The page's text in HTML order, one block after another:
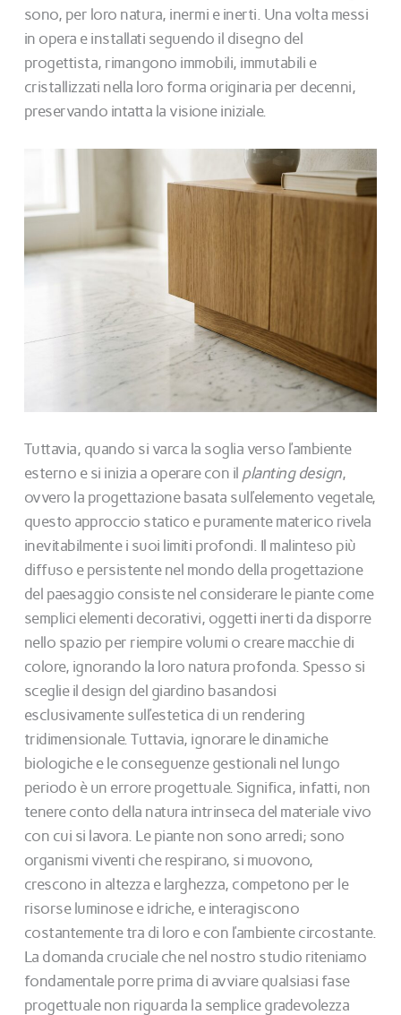
sono, per loro natura, inermi e inerti. Una volta messi
in opera e installati seguendo il disegno del
progettista, rimangono immobili, immutabili e
cristallizzati nella loro forma originaria per decenni,
preservando intatta la visione iniziale.
Tuttavia, quando si varca la soglia verso l’ambiente
esterno e si inizia a operare con il planting design,
ovvero la progettazione basata sull’elemento vegetale,
questo approccio statico e puramente materico rivela
inevitabilmente i suoi limiti profondi. Il malinteso più
diffuso e persistente nel mondo della progettazione
del paesaggio consiste nel considerare le piante come
semplici elementi decorativi, oggetti inerti da disporre
nello spazio per riempire volumi o creare macchie di
colore, ignorando la loro natura profonda. Spesso si
sceglie il design del giardino basandosi
esclusivamente sull’estetica di un rendering
tridimensionale. Tuttavia, ignorare le dinamiche
biologiche e le conseguenze gestionali nel lungo
periodo è un errore progettuale. Significa, infatti, non
tenere conto della natura intrinseca del materiale vivo
con cui si lavora. Le piante non sono arredi; sono
organismi viventi che respirano, si muovono,
crescono in altezza e larghezza, competono per le
risorse luminose e idriche, e interagiscono
costantemente tra di loro e con l’ambiente circostante.
La domanda cruciale che nel nostro studio riteniamo
fondamentale porre prima di avviare qualsiasi fase
progettuale non riguarda la semplice gradevolezza